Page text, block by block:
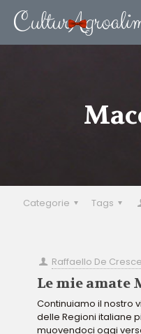
Categorie Tags
Raffaello De
Le mie amate
Continuiamo il nostro
delle Regioni italiane
muovendoci oggi